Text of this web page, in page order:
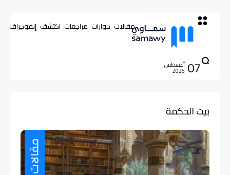
مقالات حوارات مراجعات اكتشف إنفوجراف
07 أغسطس
2026
بيت الحكمة